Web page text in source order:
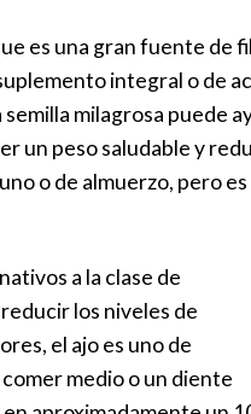
es una gran fuente de
integral o de
milagrosa puede
un peso saludable y
o de almuerzo, pero
a la clase de
los niveles de
el ajo es uno de
medio o un diente